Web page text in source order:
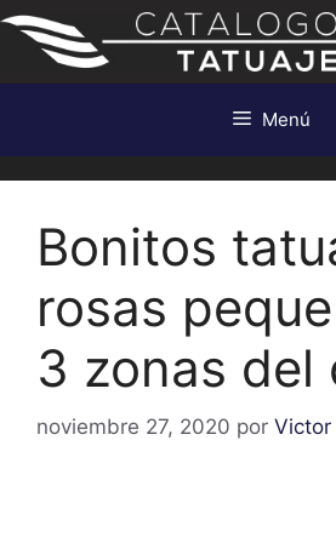
Saltar
contenido
Menú
Bonitos
rosas
3 zonas del
noviembre 27, 2020 por Victor